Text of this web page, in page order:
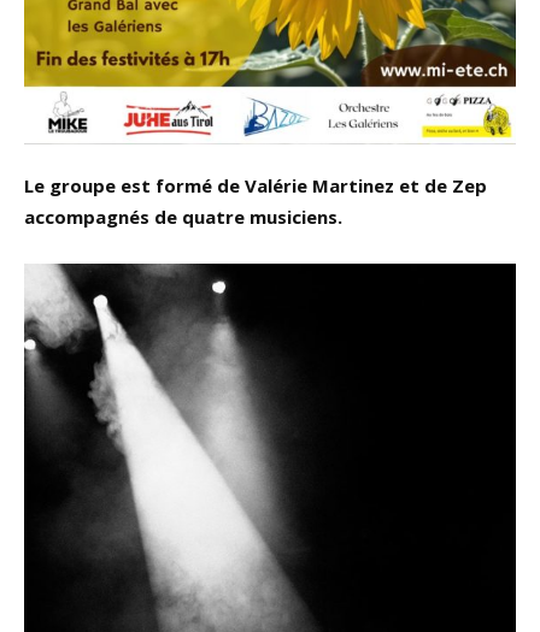
Le groupe est formé de Valérie Martinez et de Zep
accompagnés de quatre musiciens.